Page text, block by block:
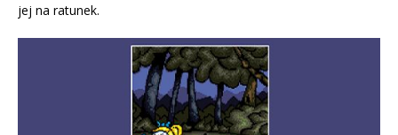
jej na ratunek.